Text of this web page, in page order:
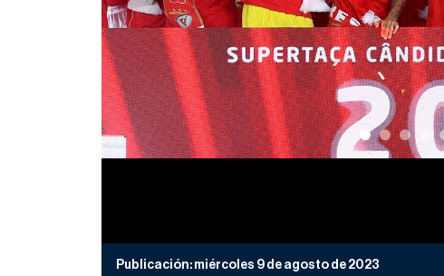
Publicación: miércoles 9 de agosto de 2023